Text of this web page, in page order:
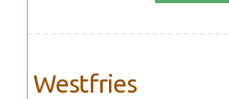
Westfries